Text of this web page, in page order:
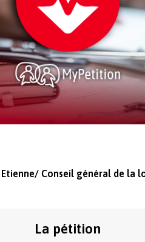
Conseil général de la
La pétition